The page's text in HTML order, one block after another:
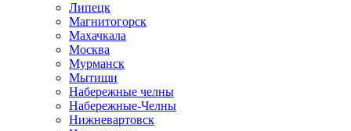
Липецк
Магнитогорск
Махачкала
Москва
Мурманск
Мытищи
Набережные челны
Набережные-Челны
Нижневартовск